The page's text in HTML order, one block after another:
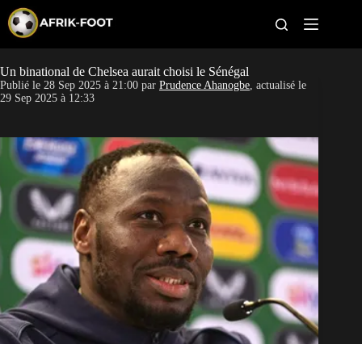
p
t
o
c
t
CAN féminine
Pays
Clubs
Classement
Paris sportifs
Un binational de Chelsea aurait choisi le Sénégal
Publié le 28 Sep 2025 à 21:00 par Prudence Ahanogbe, actualisé le
29 Sep 2025 à 12:33